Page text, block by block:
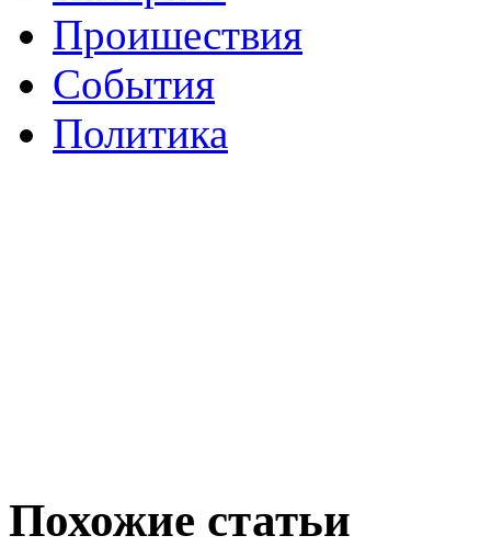
Проишествия
События
Политика
Похожие статьи